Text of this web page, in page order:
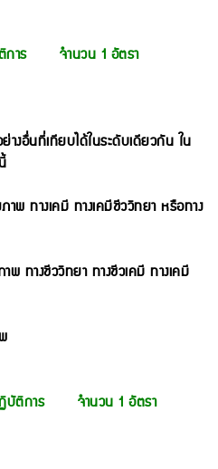
ติการ จำนวน 1 อัตรา
อื่นที่เทียบได้ในระดับเดียวกัน ใน
าพ ทางเคมี ทางเคมีชีววิทยา หรือทาง
พ ทางชีววิทยา ทางชีวเคมี ทางเคมี
ปฏิบัติการ จำนวน 1 อัตรา